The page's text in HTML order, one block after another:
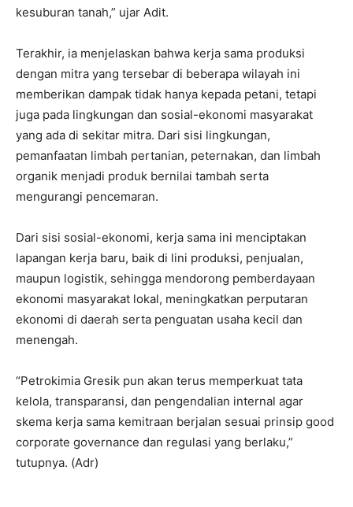
kesuburan tanah,” ujar Adit.
Terakhir, ia menjelaskan bahwa kerja sama produksi
dengan mitra yang tersebar di beberapa wilayah ini
memberikan dampak tidak hanya kepada petani, tetapi
juga pada lingkungan dan sosial-ekonomi masyarakat
yang ada di sekitar mitra. Dari sisi lingkungan,
pemanfaatan limbah pertanian, peternakan, dan limbah
organik menjadi produk bernilai tambah serta
mengurangi pencemaran.
Dari sisi sosial-ekonomi, kerja sama ini menciptakan
lapangan kerja baru, baik di lini produksi, penjualan,
maupun logistik, sehingga mendorong pemberdayaan
ekonomi masyarakat lokal, meningkatkan perputaran
ekonomi di daerah serta penguatan usaha kecil dan
menengah.
“Petrokimia Gresik pun akan terus memperkuat tata
kelola, transparansi, dan pengendalian internal agar
skema kerja sama kemitraan berjalan sesuai prinsip good
corporate governance dan regulasi yang berlaku,”
tutupnya. (Adr)